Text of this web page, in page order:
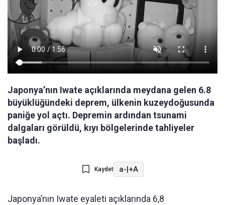
Japonya’nın Iwate açıklarında meydana gelen 6.8
büyüklüğündeki deprem, ülkenin kuzeydoğusunda
paniğe yol açtı. Depremin ardından tsunami
dalgaları görüldü, kıyı bölgelerinde tahliyeler
başladı.
Kaydet a-|+A
Japonya’nın Iwate eyaleti açıklarında 6,8